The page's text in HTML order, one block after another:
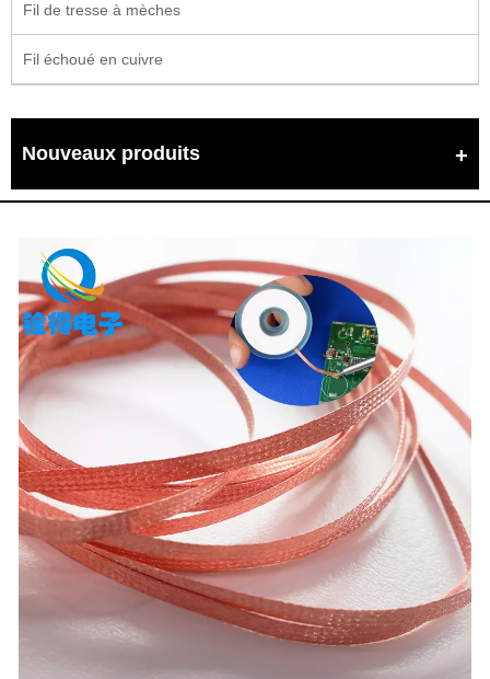
Fil de tresse à mèches
Fil échoué en cuivre
Nouveaux produits